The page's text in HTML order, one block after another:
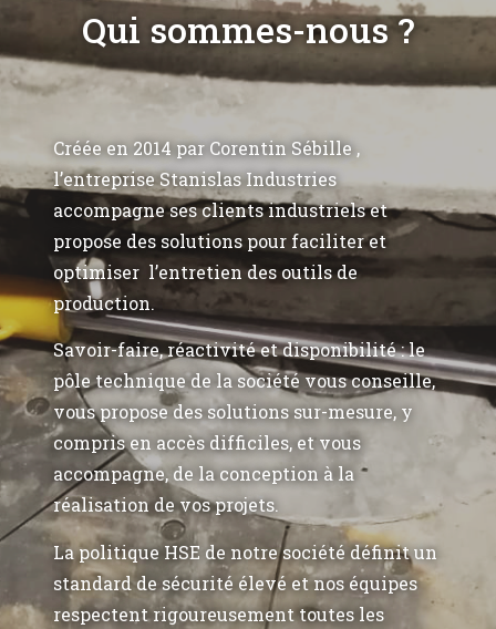
Qui sommes-nous ?
Créée en 2014 par Corentin Sébille ,
l’entreprise Stanislas Industries
accompagne ses clients industriels et
propose des solutions pour faciliter et
optimiser l’entretien des outils de
production.
Savoir-faire, réactivité et disponibilité : le
pôle technique de la société vous conseille,
vous propose des solutions sur-mesure, y
compris en accès difficiles, et vous
accompagne, de la conception à la
réalisation de vos projets.
La politique HSE de notre société définit un
standard de sécurité élevé et nos équipes
respectent rigoureusement toutes les